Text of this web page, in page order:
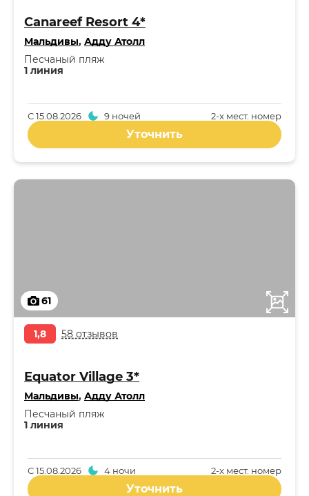
Canareef Resort 4*
Мальдивы, Адду Атолл
1 линия
Песчаный пляж
2-x мест. номер
С15.08.2026 9 ночей
Уточнить
61
1,8 58 отзывов
Equator Village 3*
Мальдивы, Адду Атолл
1 линия
Песчаный пляж
2-x мест. номер
С15.08.2026 4 ночи
Уточнить